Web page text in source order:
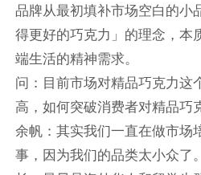
品牌从最初填补市场空白的小
得更好的巧克力」的理念，本
端生活的精神需求。
问：目前市场对精品巧克力这
高，如何突破消费者对精品巧
余帆：其实我们一直在做市场
事，因为我们的品类太小众了